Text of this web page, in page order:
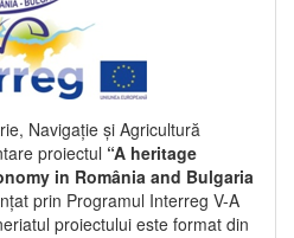
Navigație și Agricultură
proiectul “A heritage
in România and Bulgaria
prin Programul Interreg V-A
proiectului este format din